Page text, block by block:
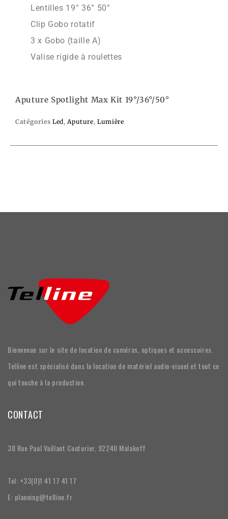
Lentilles 19° 36° 50°
Clip Gobo rotatif
3 x Gobo (taille A)
Valise rigide à roulettes
Aputure Spotlight Max Kit 19°/36°/50°
Catégories Led,Aputure,Lumière
Bienvenue sur le site de location de caméras, optiques et accessoires.
Telline est spécialisé dans la location de matériel audio-visuel et tout ce
qui touche à la production.
CONTACT
38 Rue Paul Vaillant Couturier, 92240 Malakoff
Tel: +33(0)1 41 17 41 17
E: planning@telline.fr